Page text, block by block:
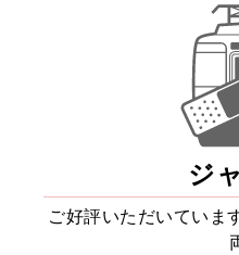
ジ
ご好評いただいています